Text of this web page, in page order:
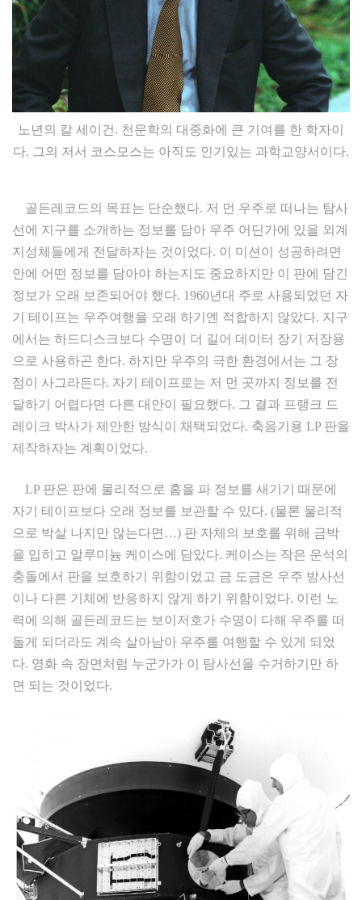
노년의 칼 세이건. 천문학의 대중화에 큰 기여를 한 학자이
다. 그의 저서 코스모스는 아직도 인기있는 과학교양서이다.
골든레코드의 목표는 단순했다. 저 먼 우주로 떠나는 탐사
선에 지구를 소개하는 정보를 담아 우주 어딘가에 있을 외계
지성체들에게 전달하자는 것이었다. 이 미션이 성공하려면
안에 어떤 정보를 담아야 하는지도 중요하지만 이 판에 담긴
정보가 오래 보존되어야 했다. 1960년대 주로 사용되었던 자
기 테이프는 우주여행을 오래 하기엔 적합하지 않았다. 지구
에서는 하드디스크보다 수명이 더 길어 데이터 장기 저장용
으로 사용하곤 한다. 하지만 우주의 극한 환경에서는 그 장
점이 사그라든다. 자기 테이프로는 저 먼 곳까지 정보를 전
달하기 어렵다면 다른 대안이 필요했다. 그 결과 프랭크 드
레이크 박사가 제안한 방식이 채택되었다. 축음기용 LP 판을
제작하자는 계획이었다.
LP 판은 판에 물리적으로 홈을 파 정보를 새기기 때문에
자기 테이프보다 오래 정보를 보관할 수 있다. (물론 물리적
으로 박살 나지만 않는다면…) 판 자체의 보호를 위해 금박
을 입히고 알루미늄 케이스에 담았다. 케이스는 작은 운석의
충돌에서 판을 보호하기 위함이었고 금 도금은 우주 방사선
이나 다른 기체에 반응하지 않게 하기 위함이었다. 이런 노
력에 의해 골든레코드는 보이저호가 수명이 다해 우주를 떠
돌게 되더라도 계속 살아남아 우주를 여행할 수 있게 되었
다. 영화 속 장면처럼 누군가가 이 탐사선을 수거하기만 하
면 되는 것이었다.